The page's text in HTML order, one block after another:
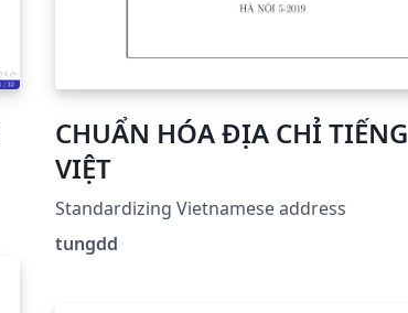
CHUẨN HÓA ĐỊA CHỈ TIẾNG
VIỆT
Standardizing Vietnamese address
tungdd